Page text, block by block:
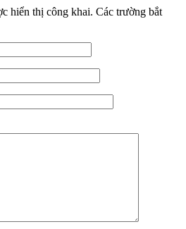
hiển thị công khai. Các trường bắt